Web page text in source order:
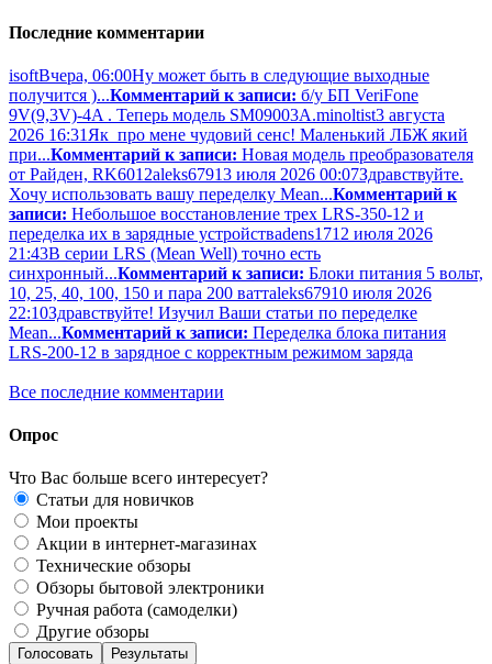
Последние комментарии
isoftВчера, 06:00Ну может быть в следующие выходные
получится )...Комментарий к записи: б/у БП VeriFone
9V(9,3V)-4A . Теперь модель SM09003A.minoltist3 августа
2026 16:31 Як про мене чудовий сенс! Маленький ЛБЖ який
при...Комментарий к записи: Новая модель преобразователя
от Райден, RK6012aleks67913 июля 2026 00:07Здравствуйте.
Хочу использовать вашу переделку Mean...Комментарий к
записи: Небольшое восстановление трех LRS-350-12 и
переделка их в зарядные устройстваdens1712 июля 2026
21:43В серии LRS (Mean Well) точно есть
синхронный...Комментарий к записи: Блоки питания 5 вольт,
10, 25, 40, 100, 150 и пара 200 ваттaleks67910 июля 2026
22:10Здравствуйте! Изучил Ваши статьи по переделке
Mean...Комментарий к записи: Переделка блока питания
LRS-200-12 в зарядное с корректным режимом заряда
Все последние комментарии
Опрос
Что Вас больше всего интересует?
Статьи для новичков
Мои проекты
Акции в интернет-магазинах
Технические обзоры
Обзоры бытовой электроники
Ручная работа (самоделки)
Другие обзоры
Голосовать Результаты